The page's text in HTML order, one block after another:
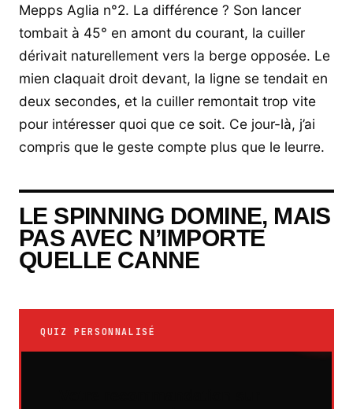
Mepps Aglia n°2. La différence ? Son lancer
tombait à 45° en amont du courant, la cuiller
dérivait naturellement vers la berge opposée. Le
mien claquait droit devant, la ligne se tendait en
deux secondes, et la cuiller remontait trop vite
pour intéresser quoi que ce soit. Ce jour-là, j’ai
compris que le geste compte plus que le leurre.
LE SPINNING DOMINE, MAIS
PAS AVEC N’IMPORTE
QUELLE CANNE
QUIZ PERSONNALISÉ